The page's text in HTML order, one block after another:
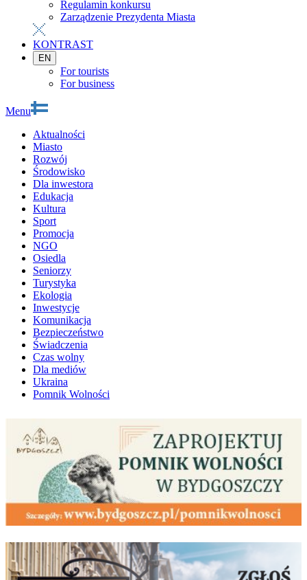
Regulamin konkursu
Zarządzenie Prezydenta Miasta
KONTRAST
EN
For tourists
For business
Menu
Aktualności
Miasto
Rozwój
Środowisko
Dla inwestora
Edukacja
Kultura
Sport
Promocja
NGO
Osiedla
Seniorzy
Turystyka
Ekologia
Inwestycje
Komunikacja
Bezpieczeństwo
Świadczenia
Czas wolny
Dla mediów
Ukraina
Pomnik Wolności